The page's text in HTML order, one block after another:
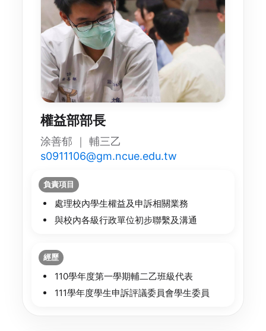
權益部部長
涂善郁 ｜ 輔三乙
s0911106@gm.ncue.edu.tw
負責項目
處理校內學生權益及申訴相關業務
與校內各級行政單位初步聯繫及溝通
經歷
110學年度第一學期輔二乙班級代表
111學年度學生申訴評議委員會學生委員